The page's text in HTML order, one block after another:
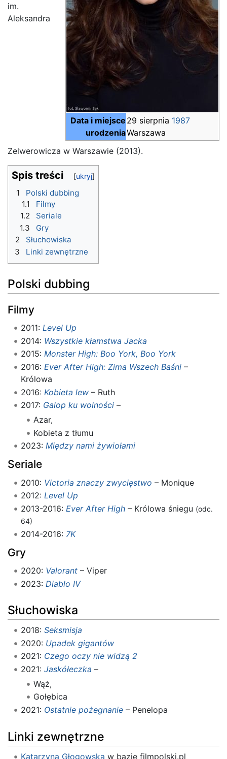
Data i miejsce
urodzenia
29 sierpnia 1987
Warszawa
im.
Aleksandra
Zelwerowicza w Warszawie (2013).
Spis treści
1
Polski dubbing
1.1
Filmy
1.2
Seriale
1.3
Gry
2
Słuchowiska
3
Linki zewnętrzne
Polski dubbing
Filmy
2011: Level Up
2014: Wszystkie kłamstwa Jacka
2015: Monster High: Boo York, Boo York
2016: Ever After High: Zima Wszech Baśni–
Królowa
2016: Kobieta lew– Ruth
2017: Galop ku wolności–
Azar,
Kobieta z tłumu
2023: Między nami żywiołami
Seriale
2010: Victoria znaczy zwycięstwo – Monique
2012: Level Up
2013-2016: Ever After High– Królowa śniegu (odc.
64)
2014-2016: 7K
Gry
2020: Valorant– Viper
2023: Diablo IV
Słuchowiska
2018: Seksmisja
2020: Upadek gigantów
2021: Czego oczy nie widzą 2
2021: Jaskółeczka –
Wąż,
Gołębica
2021: Ostatnie pożegnanie– Penelopa
Linki zewnętrzne
Katarzyna Głogowska w bazie filmpolski.pl